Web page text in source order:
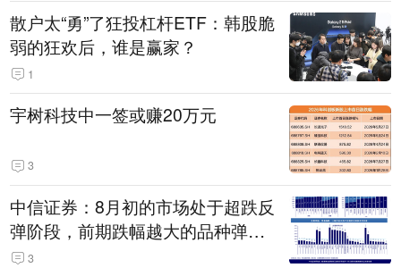
散户太“勇”了狂投杠杆ETF：韩股脆
弱的狂欢后，谁是赢家？
1
宇树科技中一签或赚20万元
3
中信证券：8月初的市场处于超跌反
弹阶段，前期跌幅越大的品种弹性
越大
3